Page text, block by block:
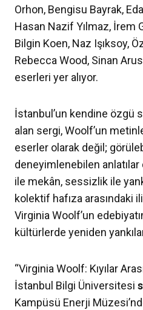
Orhon, Bengisu Bayrak,
Hasan Nazif Yılmaz, İrem
Bilgin Koen, Naz Işıksoy,
Rebecca Wood, Sinan
eserleri yer alıyor.
İstanbul’un kendine özgü
alan sergi, Woolf’un
eserler olarak değil;
deneyimlenebilen anlatılar
ile mekân, sessizlik ile
kolektif hafıza arasındaki
Virginia Woolf’un
kültürlerde yeniden
“Virginia Woolf: Kıyılar
İstanbul Bilgi Üniversitesi
Kampüsü Enerji